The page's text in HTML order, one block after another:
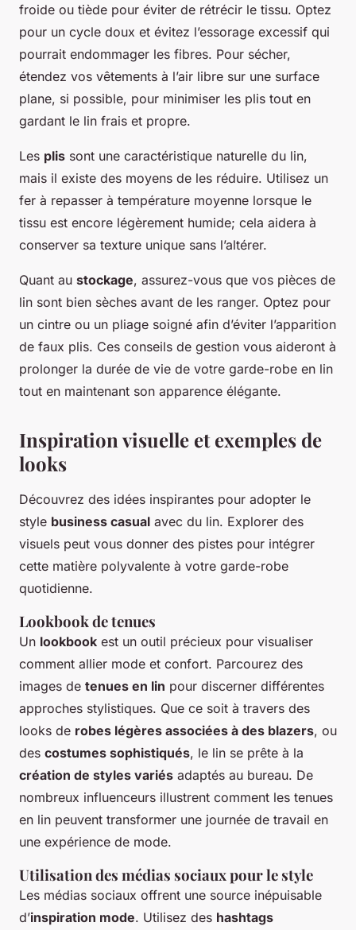
froide ou tiède pour éviter de rétrécir le tissu. Optez
pour un cycle doux et évitez l’essorage excessif qui
pourrait endommager les fibres. Pour sécher,
étendez vos vêtements à l’air libre sur une surface
plane, si possible, pour minimiser les plis tout en
gardant le lin frais et propre.
Les plis sont une caractéristique naturelle du lin,
mais il existe des moyens de les réduire. Utilisez un
fer à repasser à température moyenne lorsque le
tissu est encore légèrement humide; cela aidera à
conserver sa texture unique sans l’altérer.
Quant au stockage, assurez-vous que vos pièces de
lin sont bien sèches avant de les ranger. Optez pour
un cintre ou un pliage soigné afin d’éviter l’apparition
de faux plis. Ces conseils de gestion vous aideront à
prolonger la durée de vie de votre garde-robe en lin
tout en maintenant son apparence élégante.
Inspiration visuelle et exemples de
looks
Découvrez des idées inspirantes pour adopter le
style business casual avec du lin. Explorer des
visuels peut vous donner des pistes pour intégrer
cette matière polyvalente à votre garde-robe
quotidienne.
Lookbook de tenues
Un lookbook est un outil précieux pour visualiser
comment allier mode et confort. Parcourez des
images de tenues en lin pour discerner différentes
approches stylistiques. Que ce soit à travers des
looks de robes légères associées à des blazers, ou
des costumes sophistiqués, le lin se prête à la
création de styles variés adaptés au bureau. De
nombreux influenceurs illustrent comment les tenues
en lin peuvent transformer une journée de travail en
une expérience de mode.
Utilisation des médias sociaux pour le style
Les médias sociaux offrent une source inépuisable
d’inspiration mode. Utilisez des hashtags